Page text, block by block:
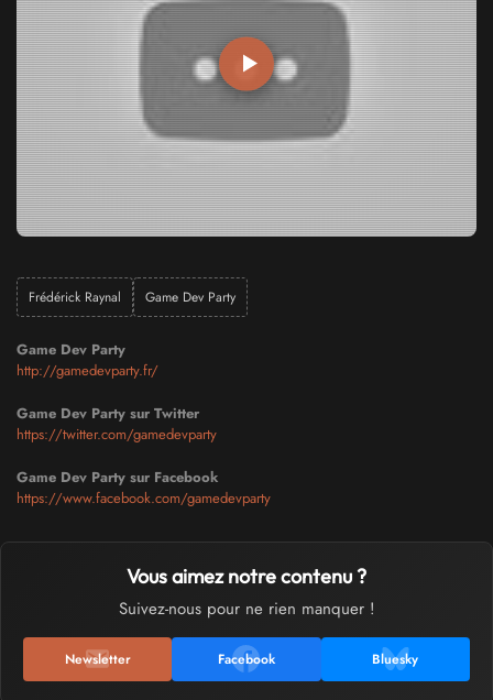
Frédérick Raynal Game Dev Party
Game Dev Party
http://gamedevparty.fr/
Game Dev Party sur Twitter
https://twitter.com/gamedevparty
Game Dev Party sur Facebook
https://www.facebook.com/gamedevparty
Vous aimez notre contenu ?
Suivez-nous pour ne rien manquer !
Newsletter Facebook Bluesky